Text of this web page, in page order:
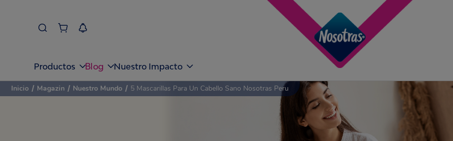
Productos Blog Nuestro Impacto
Inicio / Magazin / Nuestro Mundo / 5 Mascarillas Para Un Cabello Sano Nosotras Peru